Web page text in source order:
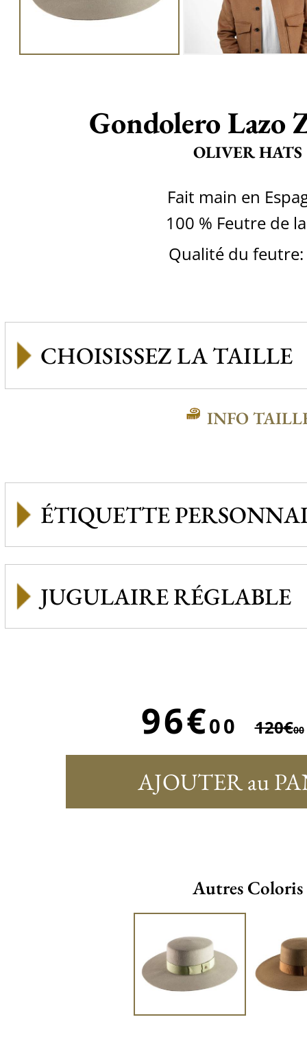
Gondolero Lazo
OLIVER HATS
Fait main en
100 % Feutre de
Qualité du feutre:
INFO
ÉTIQUETTE
JUGULAIRE RÉGLABLE
96€00 120€00
AJOUTER au
Autres Coloris